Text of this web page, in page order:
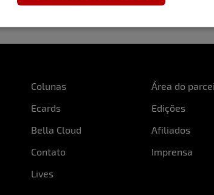
Colunas
Área do
Ecards
Edições
Bella Cloud
Afiliados
Contato
Imprensa
Lives